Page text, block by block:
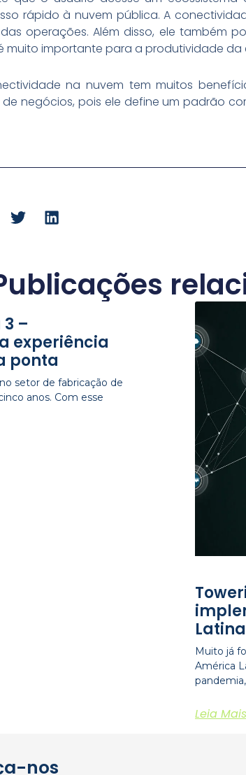
rápido à nuvem pública. A
operações. Além disso, ele também
muito importante para a produtividade da
na nuvem tem muitos
negócios, pois ele define um padrão
–
experiência
ponta
setor de fabricação de
anos. Com esse
Latina
Muito já
América
Leia
nos